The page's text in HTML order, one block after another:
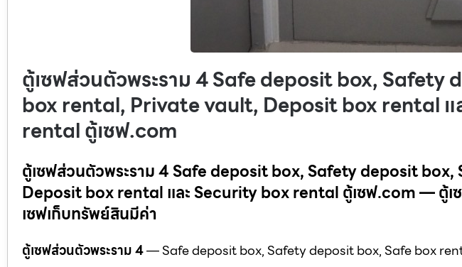
ตู้เซฟส่วนตัวพระราม 4 Safe deposit box, Safety
box rental, Private vault, Deposit box rental แ
rental ตู้เซฟ.com
ตู้เซฟส่วนตัวพระราม 4 Safe deposit box, Safety deposit
Deposit box rental และ Security box rental ตู้เซฟ.com — ตู้เซฟ
เซฟเก็บทรัพย์สินมีค่า
ตู้เซฟส่วนตัวพระราม 4— Safe deposit box, Safety deposit box, Safe box